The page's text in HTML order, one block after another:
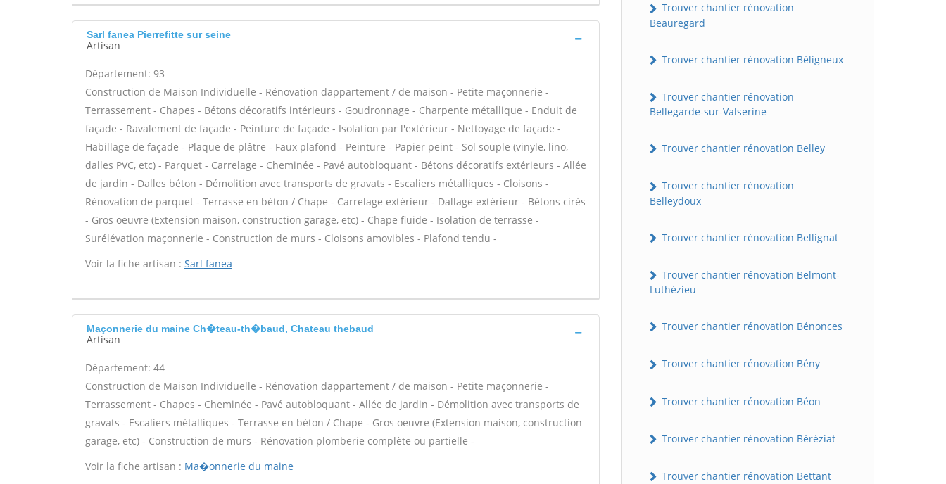
Sarl fanea Pierrefitte sur seine
Artisan
Département: 93
Construction de Maison Individuelle - Rénovation dappartement / de maison - Petite maçonnerie -
Terrassement - Chapes - Bétons décoratifs intérieurs - Goudronnage - Charpente métallique - Enduit de
façade - Ravalement de façade - Peinture de façade - Isolation par l'extérieur - Nettoyage de façade -
Habillage de façade - Plaque de plâtre - Faux plafond - Peinture - Papier peint - Sol souple (vinyle, lino,
dalles PVC, etc) - Parquet - Carrelage - Cheminée - Pavé autobloquant - Bétons décoratifs extérieurs - Allée
de jardin - Dalles béton - Démolition avec transports de gravats - Escaliers métalliques - Cloisons -
Rénovation de parquet - Terrasse en béton / Chape - Carrelage extérieur - Dallage extérieur - Bétons cirés
- Gros oeuvre (Extension maison, construction garage, etc) - Chape fluide - Isolation de terrasse -
Surélévation maçonnerie - Construction de murs - Cloisons amovibles - Plafond tendu -
Voir la fiche artisan : Sarl fanea
Maçonnerie du maine Ch�teau-th�baud, Chateau thebaud
Artisan
Département: 44
Construction de Maison Individuelle - Rénovation dappartement / de maison - Petite maçonnerie -
Terrassement - Chapes - Cheminée - Pavé autobloquant - Allée de jardin - Démolition avec transports de
gravats - Escaliers métalliques - Terrasse en béton / Chape - Gros oeuvre (Extension maison, construction
garage, etc) - Construction de murs - Rénovation plomberie complète ou partielle -
Voir la fiche artisan : Ma�onnerie du maine
Trouver chantier rénovation
Beauregard
Trouver chantier rénovation Béligneux
Trouver chantier rénovation
Bellegarde-sur-Valserine
Trouver chantier rénovation Belley
Trouver chantier rénovation
Belleydoux
Trouver chantier rénovation Bellignat
Trouver chantier rénovation Belmont-
Luthézieu
Trouver chantier rénovation Bénonces
Trouver chantier rénovation Bény
Trouver chantier rénovation Béon
Trouver chantier rénovation Béréziat
Trouver chantier rénovation Bettant